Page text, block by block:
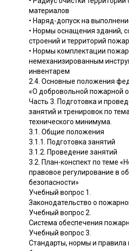
материалов
• Наряд-допуск на
• Нормы оснащения зданий,
строений и территорий
• Нормы комплектации
немеханизированным
инвентарем
2.4. Основные положения
«О добровольной пожарной
Часть 3. Подготовка и
занятий и тренировок по
технического минимума.
3.1. Общие положения
3.1.1. Подготовка занятий
3.1.2. Проведение занятий
3.2. План-конспект по теме
правовое регулирование в
безопасности»
Учебный вопрос 1.
Законодательство о
Учебный вопрос 2.
Система обеспечения
Учебный вопрос 3.
Стандарты, нормы и правила